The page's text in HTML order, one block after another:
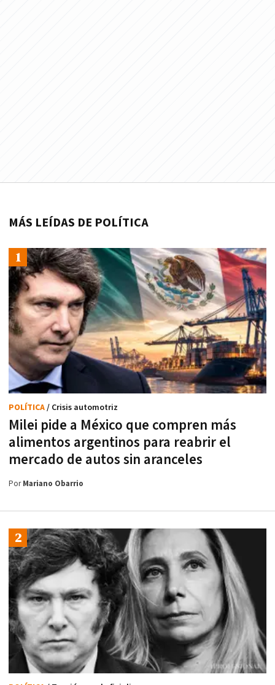
MÁS LEÍDAS DE POLÍTICA
Milei pide a México que compren más
alimentos argentinos para reabrir el
mercado de autos sin aranceles
POLÍTICA/ Crisis automotriz
PorMariano Obarrio